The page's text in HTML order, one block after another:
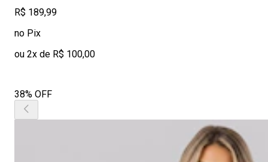
R$ 189,99
no Pix
ou 2x de R$ 100,00
38% OFF